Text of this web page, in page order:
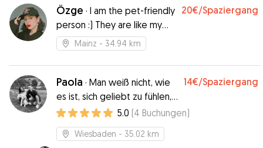
Özge · I am the pet-friendly
person :) They are like my
children :)
20€/Spaziergang
Mainz - 34.94 km
Paola · Man weiß nicht, wie
es ist, sich geliebt zu fühlen,
bis ein Tier es tut.
14€/Spaziergang
5.0 (4 Buchungen)
Wiesbaden - 35.02 km